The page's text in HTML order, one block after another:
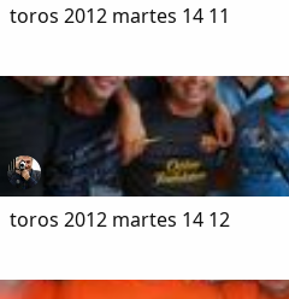
toros 2012 martes 14 11
toros 2012 martes 14 12